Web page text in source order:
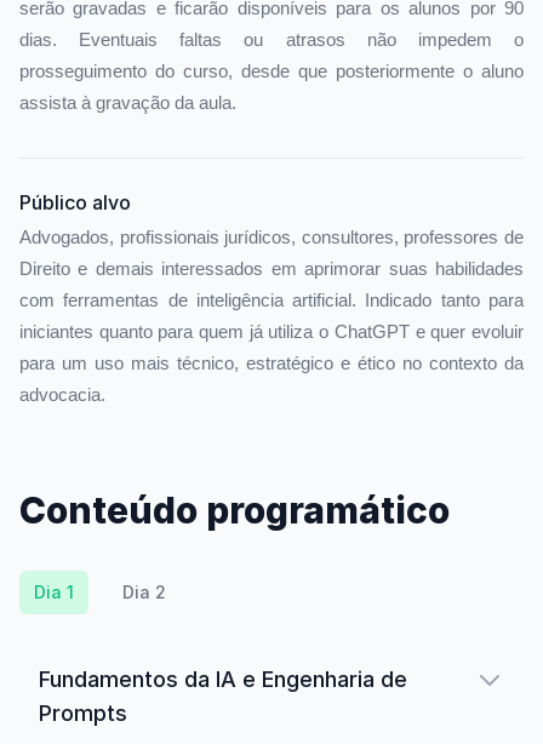
serão gravadas e ficarão disponíveis para os alunos por 90
dias. Eventuais faltas ou atrasos não impedem o
prosseguimento do curso, desde que posteriormente o aluno
assista à gravação da aula.
Público alvo
Advogados, profissionais jurídicos, consultores, professores de
Direito e demais interessados em aprimorar suas habilidades
com ferramentas de inteligência artificial. Indicado tanto para
iniciantes quanto para quem já utiliza o ChatGPT e quer evoluir
para um uso mais técnico, estratégico e ético no contexto da
advocacia.
Conteúdo programático
Dia 1 Dia 2
Fundamentos da IA e Engenharia de
Prompts